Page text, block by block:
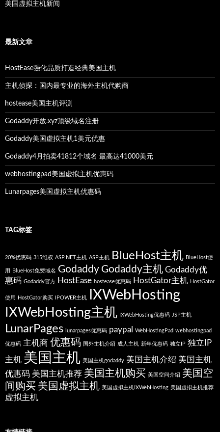
美国虚拟主机新闻
最新文章
HostEase强化品质打造经典美国主机
主机侦探：国内最专业的海外主机代购商
hostease美国主机评测
Godaddy开放.xyz顶级域名注册
Godaddy美国虚拟主机1美元优惠
Godaddy4月拍卖41812个域名 最高达41000美元
webhostingpad美国虚拟主机优惠码
Lunarpages美国虚拟主机优惠码
TAG标签
20%优惠码 315维权 ASP.NET主机 ASP主机 BlueHost主机 BlueHost使
用 BlueHost免费域名 Godaddy Godaddy主机 Godaddy优
惠码 Godaddy官方 HostEase hostease优惠码 HostGator主机 HostGator
使用 HostGator购买 IPOWER主机 IXWebHosting
IXWebHosting主机 IXWebHosting优惠码 JSP主机
LunarPages lunarpages优惠码 paypal WebHostingPad webhostingpad
优惠码 主机商 优惠码 国外主机介绍 成人主机 新年优惠码 独立IP 独立IP
主机 美国主机 美国主机godaddy 美国主机介绍 美国主机
优惠码 美国主机推荐 美国主机购买 美国空间介绍 美国空
间购买 美国虚拟主机 美国虚拟主机IXWebHosting 美国虚拟主机推荐
虚拟主机